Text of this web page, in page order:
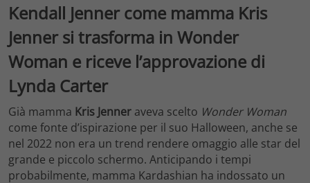
Kendall Jenner come mamma Kris
Jenner si trasforma in Wonder
Woman e riceve l’approvazione di
Lynda Carter
Già mamma Kris Jenner aveva scelto Wonder Woman
come fonte d’ispirazione per il suo Halloween, anche se
nel 2022 non era un trend rendere omaggio alle star del
grande e piccolo schermo. Anticipando i tempi
probabilmente, mamma Kardashian ha indossato un